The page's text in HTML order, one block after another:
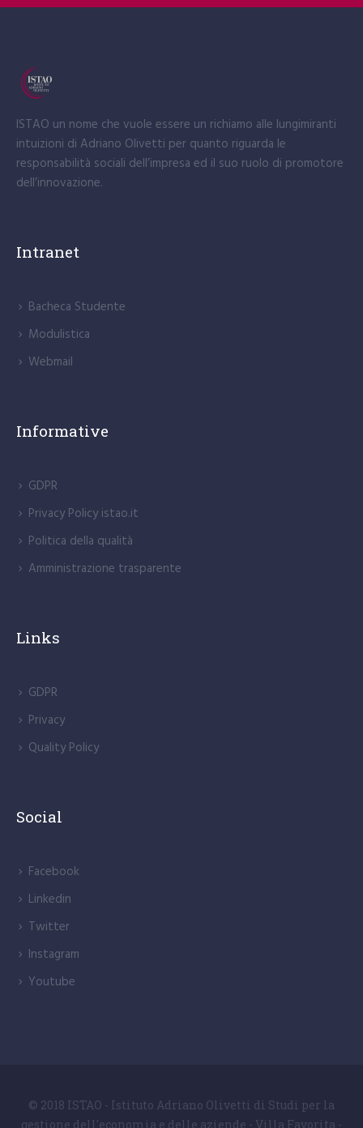
ISTAO un nome che vuole essere un richiamo alle lungimiranti
intuizioni di Adriano Olivetti per quanto riguarda le
responsabilità sociali dell’impresa ed il suo ruolo di promotore
dell’innovazione.
Intranet
Bacheca Studente
Modulistica
Webmail
Informative
GDPR
Privacy Policy istao.it
Politica della qualità
Amministrazione trasparente
Links
GDPR
Privacy
Quality Policy
Social
Facebook
Linkedin
Twitter
Instagram
Youtube
© 2018 ISTAO - Istituto Adriano Olivetti di Studi per la
gestione dell'economia e delle aziende - Villa Favorita -